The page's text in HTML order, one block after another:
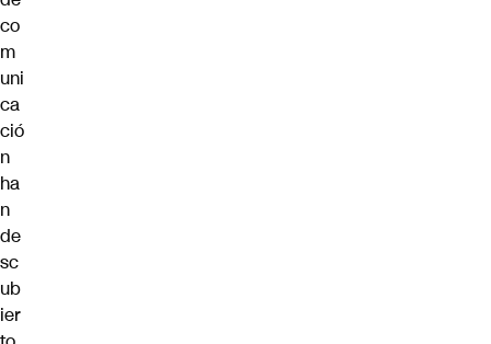
co
m
uni
ca
ció
n
ha
n
de
sc
ub
ier